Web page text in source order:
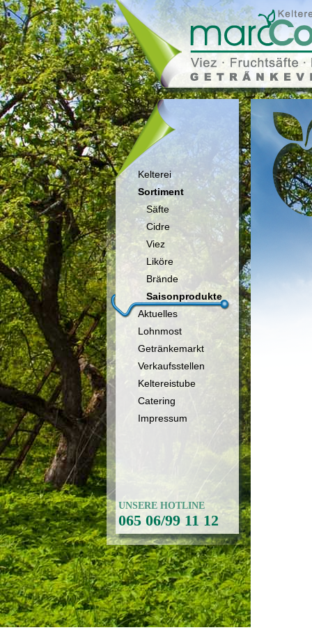
Kelterei
Sortiment
Säfte
Cidre
Viez
Liköre
Brände
Saisonprodukte
Aktuelles
Lohnmost
Getränkemarkt
Verkaufsstellen
Keltereistube
Catering
Impressum
UNSERE HOTLINE
065 06/99 11 12